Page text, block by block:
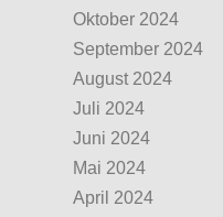
Oktober 2024
September 2024
August 2024
Juli 2024
Juni 2024
Mai 2024
April 2024